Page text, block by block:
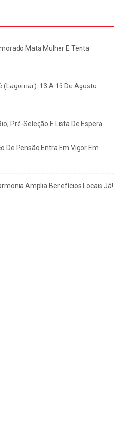
Mata Mulher E Tenta
(Lagomar): 13 A 16 De Agosto
Pré-Seleção E Lista De Espera
De Pensão Entra Em Vigor Em
Amplia Benefícios Locais Já!